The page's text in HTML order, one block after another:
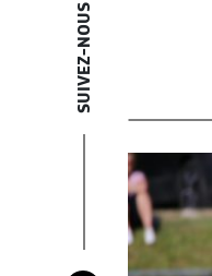
SUIVEZ-NOUS